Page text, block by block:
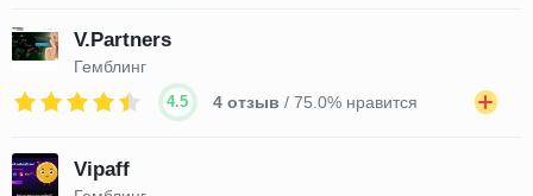
V.Partners
Гемблинг
4.5 4 отзыв / 75.0% нравится
Vipaff